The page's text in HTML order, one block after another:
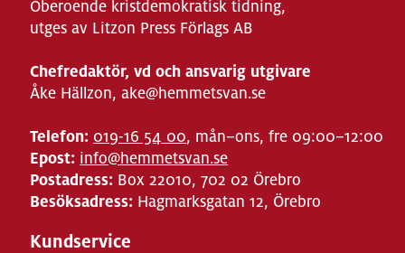
Oberoende kristdemokratisk tidning,
utges av Litzon Press Förlags AB
Chefredaktör, vd och ansvarig utgivare
Åke Hällzon, ake@hemmetsvan.se
Telefon: 019-16 54 00, mån–ons, fre 09:00–12:00
Epost: info@hemmetsvan.se
Postadress: Box 22010, 702 02 Örebro
Besöksadress: Hagmarksgatan 12, Örebro
Kundservice